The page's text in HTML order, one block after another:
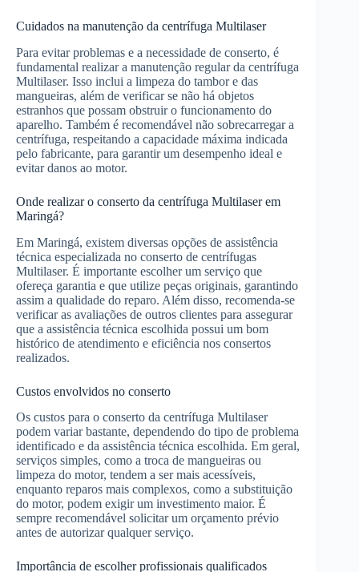
Cuidados na manutenção da centrífuga Multilaser
Para evitar problemas e a necessidade de conserto, é
fundamental realizar a manutenção regular da centrífuga
Multilaser. Isso inclui a limpeza do tambor e das
mangueiras, além de verificar se não há objetos
estranhos que possam obstruir o funcionamento do
aparelho. Também é recomendável não sobrecarregar a
centrífuga, respeitando a capacidade máxima indicada
pelo fabricante, para garantir um desempenho ideal e
evitar danos ao motor.
Onde realizar o conserto da centrífuga Multilaser em
Maringá?
Em Maringá, existem diversas opções de assistência
técnica especializada no conserto de centrífugas
Multilaser. É importante escolher um serviço que
ofereça garantia e que utilize peças originais, garantindo
assim a qualidade do reparo. Além disso, recomenda-se
verificar as avaliações de outros clientes para assegurar
que a assistência técnica escolhida possui um bom
histórico de atendimento e eficiência nos consertos
realizados.
Custos envolvidos no conserto
Os custos para o conserto da centrífuga Multilaser
podem variar bastante, dependendo do tipo de problema
identificado e da assistência técnica escolhida. Em geral,
serviços simples, como a troca de mangueiras ou
limpeza do motor, tendem a ser mais acessíveis,
enquanto reparos mais complexos, como a substituição
do motor, podem exigir um investimento maior. É
sempre recomendável solicitar um orçamento prévio
antes de autorizar qualquer serviço.
Importância de escolher profissionais qualificados